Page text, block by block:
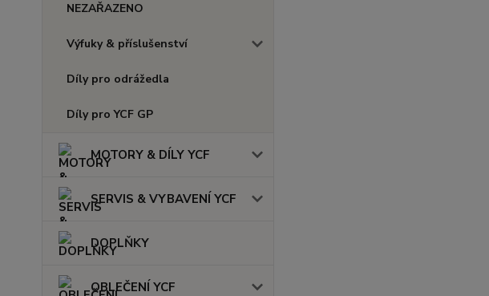
NEZAŘAZENO
Výfuky & příslušenství
Díly pro odrážedla
Díly pro YCF GP
MOTORY & DÍLY YCF
SERVIS & VYBAVENÍ YCF
DOPLŇKY
OBLEČENÍ YCF